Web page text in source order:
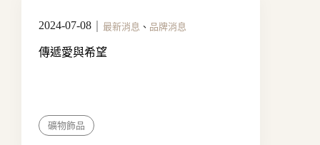
2024-07-08 最新消息 、 品牌消息
傳遞愛與希望
礦物飾品